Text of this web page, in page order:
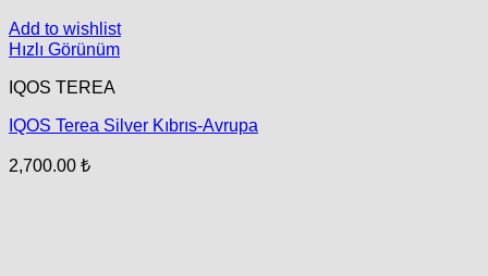
Add to wishlist
Hızlı Görünüm
IQOS TEREA
IQOS Terea Silver Kıbrıs-Avrupa
2,700.00 ₺